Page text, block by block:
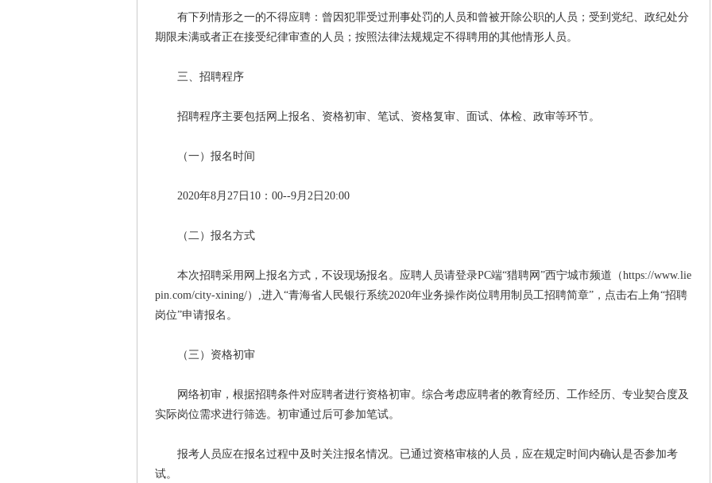
有下列情形之一的不得应聘：曾因犯罪受过刑事处罚的人员和曾被开除公职的人员；受到党纪、政纪处分
期限未满或者正在接受纪律审查的人员；按照法律法规规定不得聘用的其他情形人员。
三、招聘程序
招聘程序主要包括网上报名、资格初审、笔试、资格复审、面试、体检、政审等环节。
（一）报名时间
2020年8月27日10：00--9月2日20:00
（二）报名方式
本次招聘采用网上报名方式，不设现场报名。应聘人员请登录PC端“猎聘网”西宁城市频道（https://www.lie
pin.com/city-xining/）,进入“青海省人民银行系统2020年业务操作岗位聘用制员工招聘简章”，点击右上角“招聘
岗位”申请报名。
（三）资格初审
网络初审，根据招聘条件对应聘者进行资格初审。综合考虑应聘者的教育经历、工作经历、专业契合度及
实际岗位需求进行筛选。初审通过后可参加笔试。
报考人员应在报名过程中及时关注报名情况。已通过资格审核的人员，应在规定时间内确认是否参加考
试。